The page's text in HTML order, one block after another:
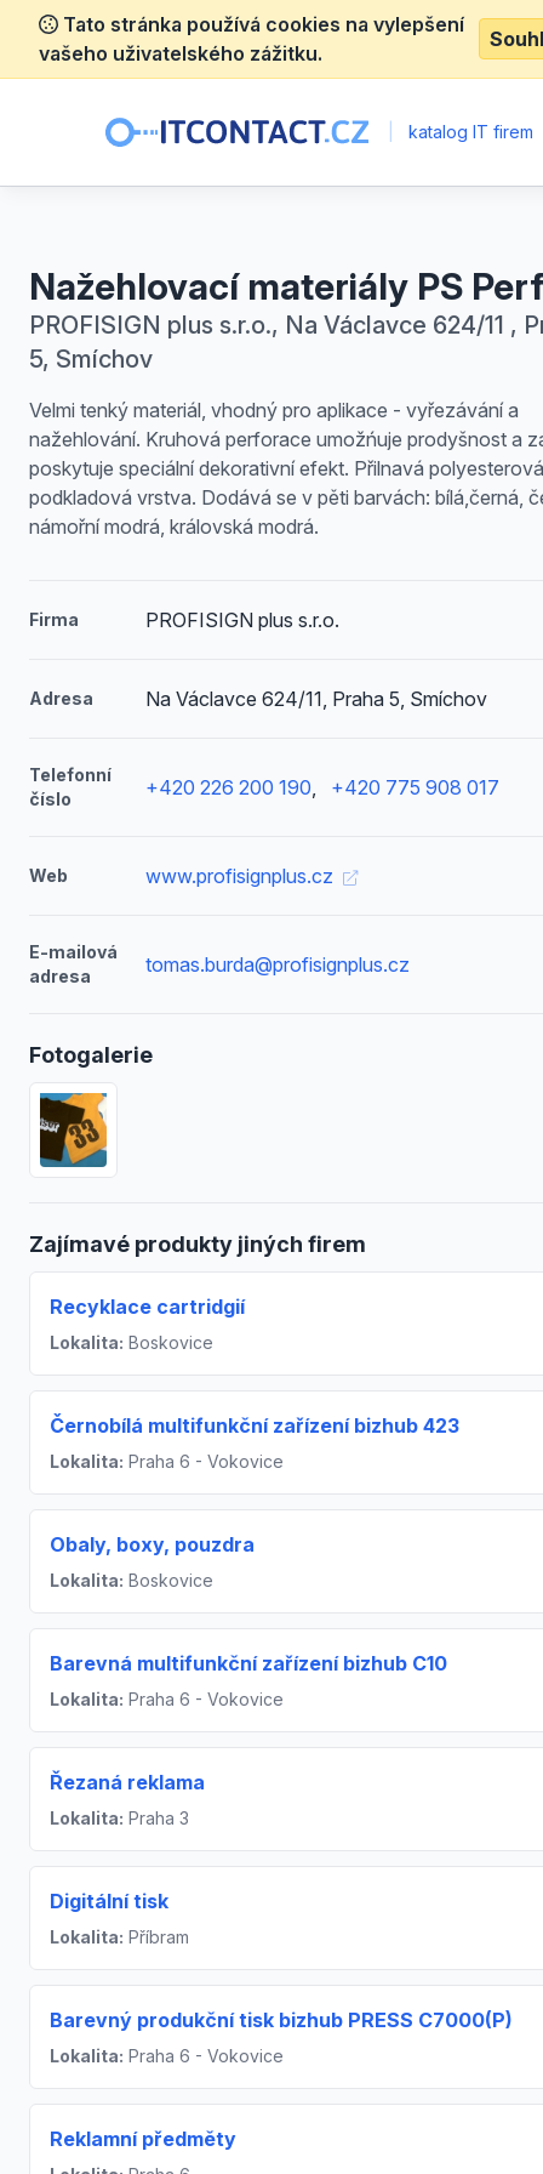
Tato stránka používá cookies na vylepšení
vašeho uživatelského zážitku.
katalog IT firem
Nažehlovací materiály PS
PROFISIGN plus s.r.o., Na Václavce 624/11 ,
5, Smíchov
Velmi tenký materiál, vhodný pro aplikace - vyřezávání a
nažehlování. Kruhová perforace umožńuje prodyšnost a
poskytuje speciální dekorativní efekt. Přilnavá polyesterová
podkladová vrstva. Dodává se v pěti barvách: bílá,černá,
námořní modrá, královská modrá.
Firma PROFISIGN plus s.r.o.
Adresa Na Václavce 624/11, Praha 5, Smíchov
Telefonní
číslo
+420 226 200 190, +420 775 908 017
Web www.profisignplus.cz
E-mailová
adresa
tomas.burda@profisignplus.cz
Fotogalerie
Zajímavé produkty jiných firem
Recyklace cartridgií
Lokalita: Boskovice
Černobílá multifunkční zařízení bizhub 423
Lokalita: Praha 6 - Vokovice
Obaly, boxy, pouzdra
Lokalita: Boskovice
Barevná multifunkční zařízení bizhub C10
Lokalita: Praha 6 - Vokovice
Řezaná reklama
Lokalita: Praha 3
Digitální tisk
Lokalita: Příbram
Barevný produkční tisk bizhub PRESS C7000(P)
Lokalita: Praha 6 - Vokovice
Reklamní předměty